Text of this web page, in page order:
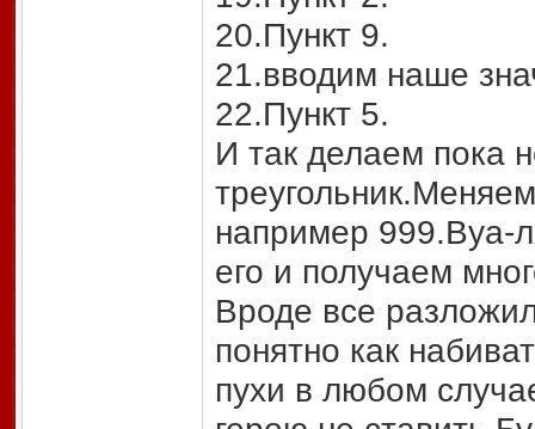
20.Пункт 9.
21.вводим наше
22.Пункт 5.
И так делаем пока
например 999.Вуа-
его и получаем
Вроде все
понятно как
пухи в любом